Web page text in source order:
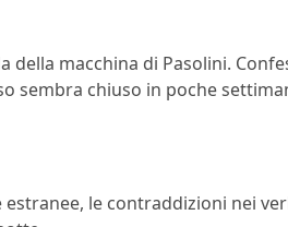
macchina di Pasolini.
sembra chiuso in poche
estranee, le contraddizioni nei